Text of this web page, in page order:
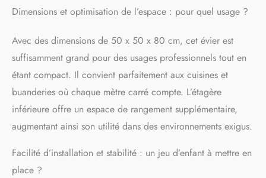
tenaces. Grâce à sa
rotation à 360° et à son
zone de la cuve reste
facilement accessible.
【GRANDE CUVE
OBJETS VOLUMINEUX】
Le bac spacieux accueille
casseroles, plats, grilles de
barbecue, seaux,
ou outils de jardinage. Sa
Dimensions et optimisation de l’espace : pour quel usage ?
Avec des dimensions de 50 x 50 x 80 cm, cet évier est
suffisamment grand pour des usages professionnels tout en
étant compact. Il convient parfaitement aux cuisines et
buanderies où chaque mètre carré compte. L’étagère
inférieure offre un espace de rangement supplémentaire,
augmentant ainsi son utilité dans des environnements exigus.
Facilité d’installation et stabilité : un jeu d’enfant à mettre en
place ?